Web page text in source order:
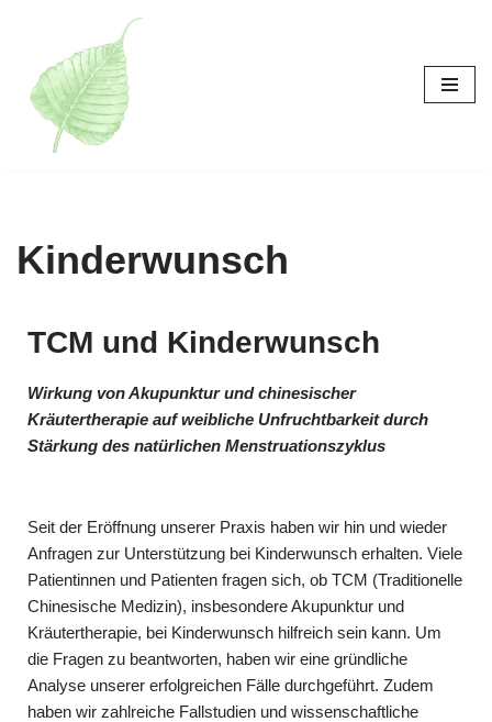
至
Kinderwunsch
TCM und Kinderwunsch
Wirkung von Akupunktur und chinesischer
Kräutertherapie auf weibliche Unfruchtbarkeit durch
Stärkung des natürlichen Menstruationszyklus
Seit der Eröffnung unserer Praxis haben wir hin und wieder
Anfragen zur Unterstützung bei Kinderwunsch erhalten. Viele
Patientinnen und Patienten fragen sich, ob TCM (Traditionelle
Chinesische Medizin), insbesondere Akupunktur und
Kräutertherapie, bei Kinderwunsch hilfreich sein kann. Um
die Fragen zu beantworten, haben wir eine gründliche
Analyse unserer erfolgreichen Fälle durchgeführt. Zudem
haben wir zahlreiche Fallstudien und wissenschaftliche